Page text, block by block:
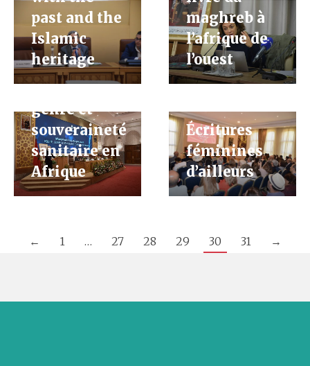
past and the
Islamic
heritage
maghreb à
l’afrique de
l’ouest
Equité,
genre et
souveraineté
sanitaire en
Afrique
Écritures
féminines
d’ailleurs
← 1 … 27 28 29 30 31 →